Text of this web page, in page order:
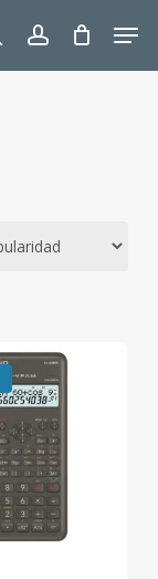
searchaccountClose
Filters